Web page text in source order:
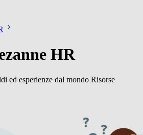
HR
ed esperienze dal mondo Risorse